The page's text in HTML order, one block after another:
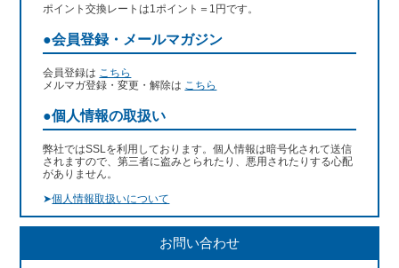
ポイント交換レートは1ポイント＝1円です。
●会員登録・メールマガジン
会員登録は こちら
メルマガ登録・変更・解除は こちら
●個人情報の取扱い
弊社ではSSLを利用しております。個人情報は暗号化されて送信
されますので、第三者に盗みとられたり、悪用されたりする心配
がありません。
➤個人情報取扱いについて
お問い合わせ